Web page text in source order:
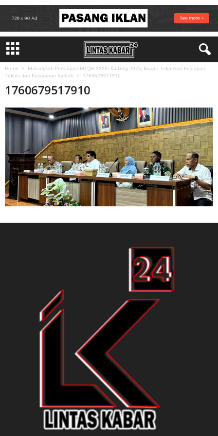
Home
Matangkan Persiapan MTQH XXXIII Kalteng 2025, Bupati Tekankan Kesiapan
Teknis dan Pelayanan Kafilah
1760679517910
1760679517910